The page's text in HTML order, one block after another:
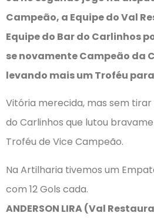
Campeão, a Equipe do Val
Equipe do Bar do Carlinhos
se novamente Campeão da
levando mais um Troféu
Vitória merecida, mas sem
do Carlinhos que lutou
Troféu de Vice Campeão.
Na Artilharia tivemos um
com 12 Gols cada.
ANDERSON LIRA (Val